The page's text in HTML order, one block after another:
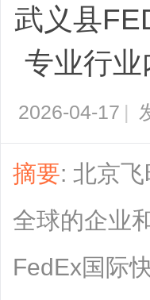
› ›
武义县
专业行
2026-04-17 |
摘要: 北京
全球的企业
FedEx国际